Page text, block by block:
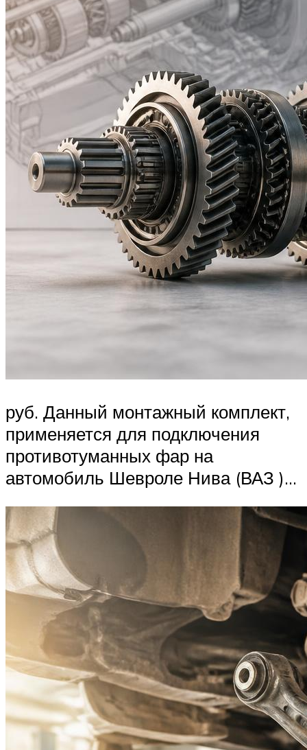
руб. Данный монтажный комплект,
применяется для подключения
противотуманных фар на
автомобиль Шевроле Нива (ВАЗ )…